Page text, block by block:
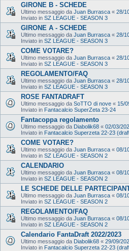
GIRONE B - SCHEDE
Ultimo messaggio da Juan Burrasca « 28/
Inviato in SZ LEAGUE - SEASON 3
GIRONE A - SCHEDE
Ultimo messaggio da Juan Burrasca « 28/
Inviato in SZ LEAGUE - SEASON 3
COME VOTARE?
Ultimo messaggio da Juan Burrasca « 28/
Inviato in SZ LEAGUE - SEASON 3
REGOLAMENTO/FAQ
Ultimo messaggio da Juan Burrasca « 28/
Inviato in SZ LEAGUE - SEASON 3
ROSE FANTADRAFT
Ultimo messaggio da SoTTO di nove « 15/
Inviato in Fantacalcio SuperZeta 23-24
Fantacoppa regolamento
Ultimo messaggio da Diabolik68 « 02/03/
Inviato in Fantacalcio Superzeta 22-23
COME VOTARE?
Ultimo messaggio da Juan Burrasca « 08/
Inviato in SZ LEAGUE - SEASON 2
CALENDARIO
Ultimo messaggio da Juan Burrasca « 08/
Inviato in SZ LEAGUE - SEASON 2
LE SCHEDE DELLE
Ultimo messaggio da Juan Burrasca « 08/
Inviato in SZ LEAGUE - SEASON 2
REGOLAMENTO/FAQ
Ultimo messaggio da Juan Burrasca « 08/
Inviato in SZ LEAGUE - SEASON 2
Calendario FantaDraft 2022/2023
Ultimo messaggio da Diabolik68 « 29/09/
Inviato in Fantacalcio Superzeta 22-23